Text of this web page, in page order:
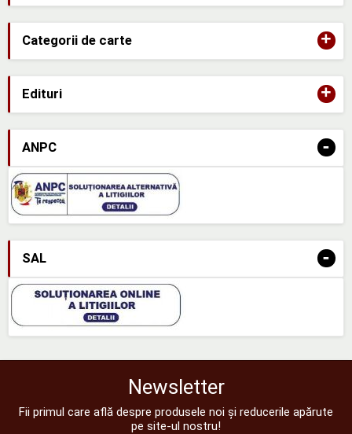
Categorii de carte +
Edituri +
ANPC -
SAL -
Newsletter
Fii primul care află despre produsele noi și reducerile apărute
pe site-ul nostru!